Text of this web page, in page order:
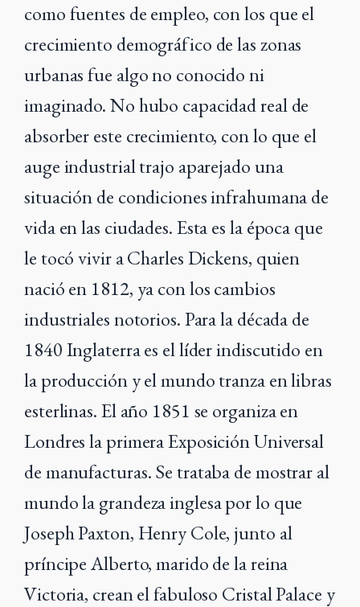
como fuentes de empleo, con los que el
crecimiento demográfico de las zonas
urbanas fue algo no conocido ni
imaginado. No hubo capacidad real de
absorber este crecimiento, con lo que el
auge industrial trajo aparejado una
situación de condiciones infrahumana de
vida en las ciudades. Esta es la época que
le tocó vivir a Charles Dickens, quien
nació en 1812, ya con los cambios
industriales notorios. Para la década de
1840 Inglaterra es el líder indiscutido en
la producción y el mundo tranza en libras
esterlinas. El año 1851 se organiza en
Londres la primera Exposición Universal
de manufacturas. Se trataba de mostrar al
mundo la grandeza inglesa por lo que
Joseph Paxton, Henry Cole, junto al
príncipe Alberto, marido de la reina
Victoria, crean el fabuloso Cristal Palace y